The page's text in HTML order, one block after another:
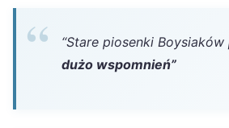
“Stare piosenki Boysiaków
dużo wspomnień”